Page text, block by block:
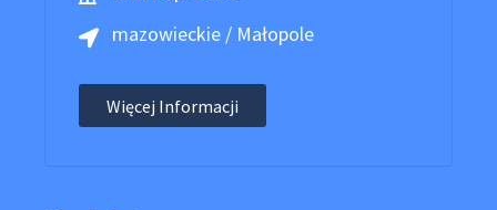
mazowieckie / Małopole
Więcej Informacji